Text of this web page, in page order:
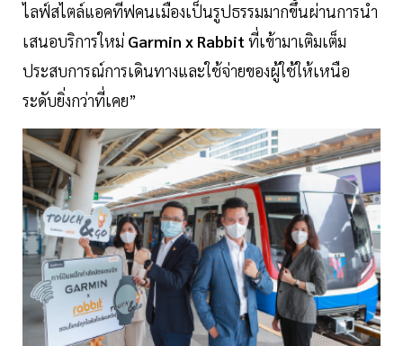
ไลฟ์สไตล์แอคทีฟคนเมืองเป็นรูปธรรมมากขึ้นผ่านการนำ
เสนอบริการใหม่ Garmin x Rabbitที่เข้ามาเติมเต็ม
ประสบการณ์การเดินทางและใช้จ่ายของผู้ใช้ให้เหนือ
ระดับยิ่งกว่าที่เคย”